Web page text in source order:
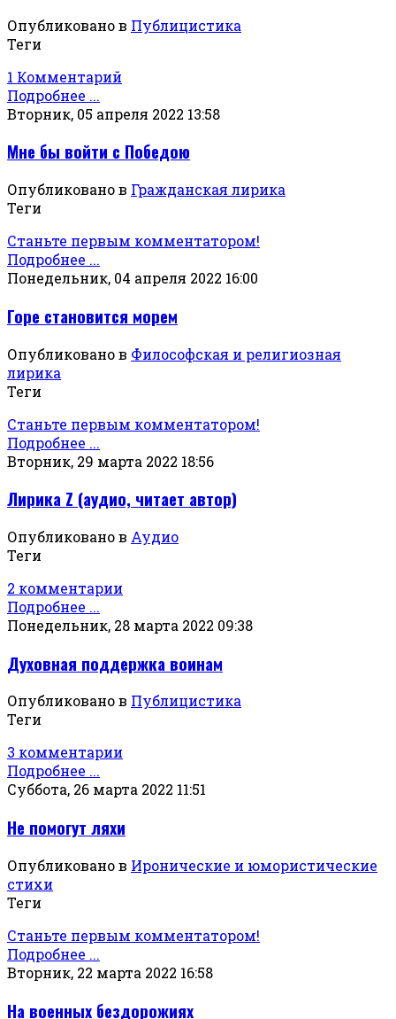
Опубликовано в Публицистика
Теги
1 Комментарий
Подробнее ...
Вторник, 05 апреля 2022 13:58
Мне бы войти с Победою
Опубликовано в Гражданская лирика
Теги
Станьте первым комментатором!
Подробнее ...
Понедельник, 04 апреля 2022 16:00
Горе становится морем
Опубликовано в Философская и религиозная
лирика
Теги
Станьте первым комментатором!
Подробнее ...
Вторник, 29 марта 2022 18:56
Лирика Z (аудио, читает автор)
Опубликовано в Аудио
Теги
2 комментарии
Подробнее ...
Понедельник, 28 марта 2022 09:38
Духовная поддержка воинам
Опубликовано в Публицистика
Теги
3 комментарии
Подробнее ...
Суббота, 26 марта 2022 11:51
Не помогут ляхи
Опубликовано в Иронические и юмористические
стихи
Теги
Станьте первым комментатором!
Подробнее ...
Вторник, 22 марта 2022 16:58
На военных бездорожиях